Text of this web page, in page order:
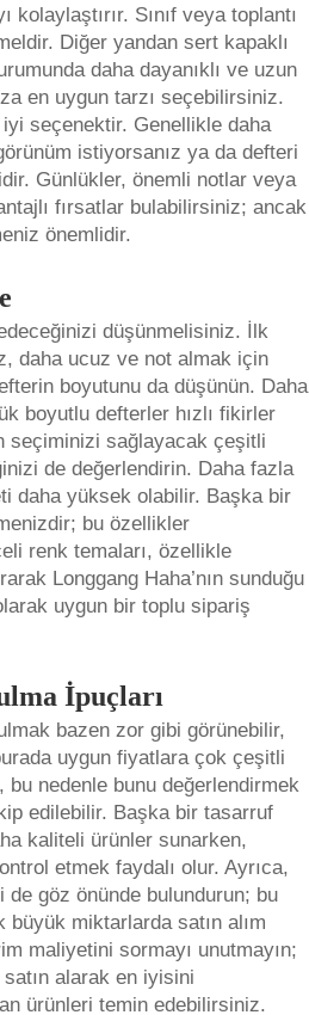
Sınıf veya toplantı
Diğer yandan sert kapaklı
daha dayanıklı ve uzun
en uygun tarzı seçebilirsiniz.
seçenektir. Genellikle daha
istiyorsanız ya da defteri
Günlükler, önemli notlar veya
fırsatlar bulabilirsiniz; ancak
önemlidir.
düşünmelisiniz. İlk
daha ucuz ve not almak için
boyutunu da düşünün. Daha
boyutlu defterler hızlı fikirler
seçiminizi sağlayacak çeşitli
de değerlendirin. Daha fazla
daha yüksek olabilir. Başka bir
bu özellikler
renk temaları, özellikle
Longgang Haha’nın sunduğu
uygun bir toplu sipariş
İpuçları
bazen zor gibi görünebilir,
uygun fiyatlara çok çeşitli
bu nedenle bunu değerlendirmek
edilebilir. Başka bir tasarruf
kaliteli ürünler sunarken,
etmek faydalı olur. Ayrıca,
göz önünde bulundurun; bu
miktarlarda satın alım
maliyetini sormayı unutmayın;
alarak en iyisini
ürünleri temin edebilirsiniz.